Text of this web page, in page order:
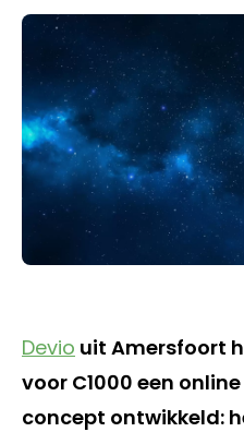
Devio uit Amersfoort
voor C1000 een online
concept ontwikkeld: